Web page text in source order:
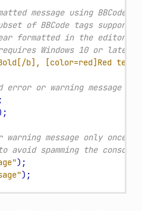
message using BBCode
of BBCode tags
formatted in the editor
Windows 10 or later
b], [color=red]Red
or warning message
message only once
avoid spamming the console
);
);